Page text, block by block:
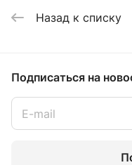
Назад к списку
Подписаться на